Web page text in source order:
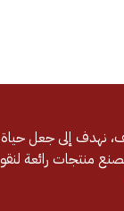
نهدف إلى جعل
منتجات رائعة